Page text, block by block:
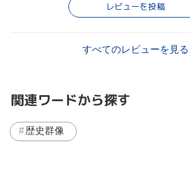
レビューを投稿
すべてのレビューを見る
関連ワードから探す
歴史群像